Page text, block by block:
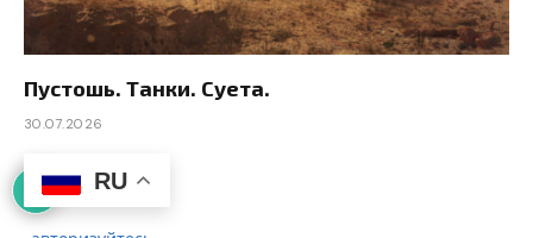
Пустошь. Танки. Суета.
30.07.2026
RU